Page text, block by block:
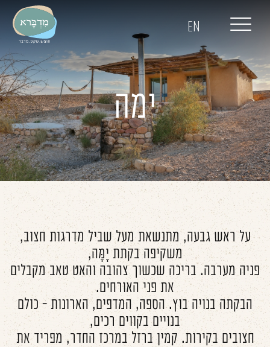
EN
ימה
על ראש גבעה, מתנשאת מעל שביל מדרגות חצוב,
משקיפה בקתת יָמָּה,
פניה מערבה. בריכה שכשוך צהובה והאט טאב מקבלים
את פני האורחים.
הבקתה בנויה בוץ. הספה, המדפים, הארונות - כולם
בנויים בקווים רכים,
חצובים בקירות. קמין ברזל במרכז החדר, מפריד את